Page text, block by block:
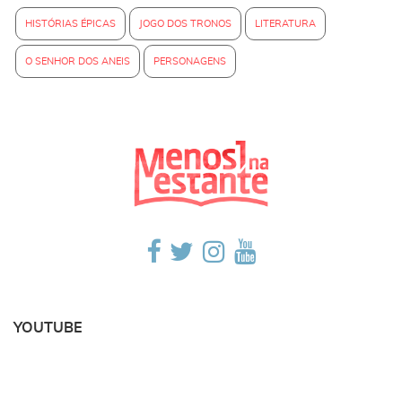
HISTÓRIAS ÉPICAS JOGO DOS TRONOS LITERATURA
O SENHOR DOS ANEIS PERSONAGENS
YOUTUBE